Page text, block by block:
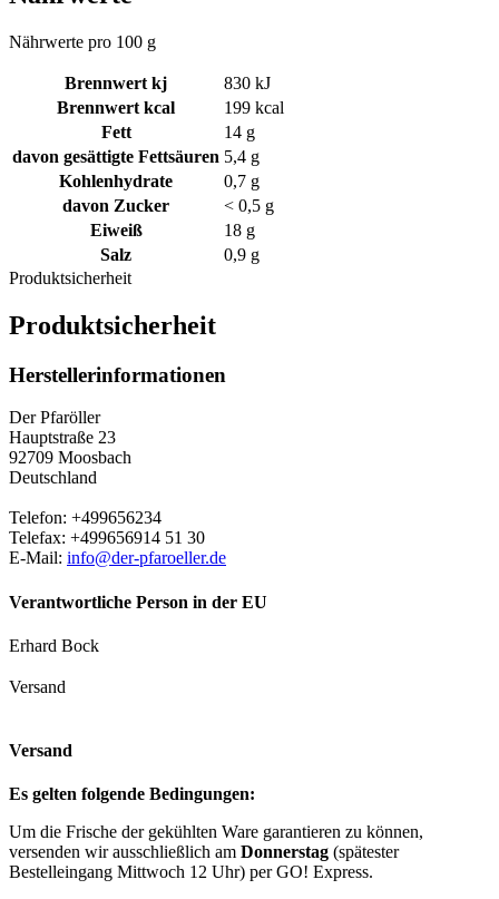
Nährwerte pro 100 g
Brennwert kj 830 kJ
Brennwert kcal
199 kcal
Fett
14 g
davon gesättigte Fettsäuren 5,4 g
Kohlenhydrate
0,7 g
davon Zucker < 0,5 g
Eiweiß
18 g
Salz
0,9 g
Produktsicherheit
Produktsicherheit
Herstellerinformationen
Der Pfaröller
Hauptstraße 23
92709 Moosbach
Deutschland
Telefon: +499656234
Telefax: +499656914 51 30
E-Mail: info@der-pfaroeller.de
Verantwortliche Person in der EU
Erhard Bock
Versand
Versand
Es gelten folgende Bedingungen:
Um die Frische der gekühlten Ware garantieren zu können,
versenden wir ausschließlich am Donnerstag (spätester
Bestelleingang Mittwoch 12 Uhr) per GO! Express.